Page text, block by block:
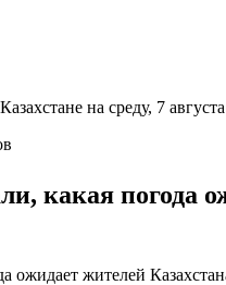
какая погода
ожидает жителей